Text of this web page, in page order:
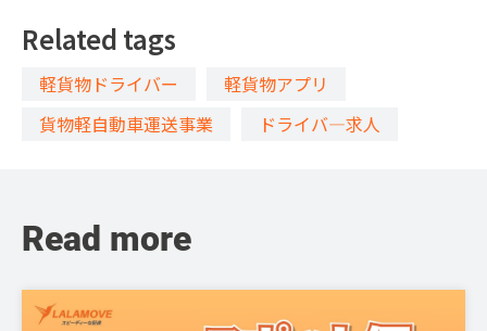
Related tags
軽貨物ドライバー
軽貨物アプリ
貨物軽自動車運送事業
ドライバ―求人
Read more